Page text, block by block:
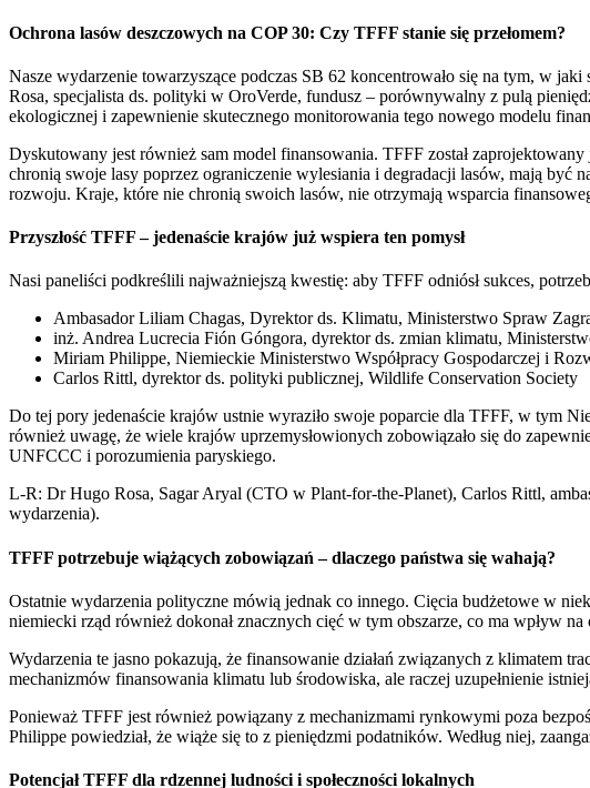
Ochrona lasów deszczowych na COP 30: Czy TFFF stanie się przełomem?
Nasze wydarzenie towarzyszące podczas SB 62 koncentrowało się na tym, w
Rosa, specjalista ds. polityki w OroVerde, fundusz – porównywalny z pulą
ekologicznej i zapewnienie skutecznego monitorowania tego nowego modelu
Dyskutowany jest również sam model finansowania. TFFF został
chronią swoje lasy poprzez ograniczenie wylesiania i degradacji lasów, mają być
rozwoju. Kraje, które nie chronią swoich lasów, nie otrzymają wsparcia
Przyszłość TFFF – jedenaście krajów już wspiera ten pomysł
Nasi paneliści podkreślili najważniejszą kwestię: aby TFFF odniósł sukces,
Ambasador Liliam Chagas, Dyrektor ds. Klimatu, Ministerstwo Spraw
inż. Andrea Lucrecia Fión Góngora, dyrektor ds. zmian klimatu,
Miriam Philippe, Niemieckie Ministerstwo Współpracy Gospodarczej i
Carlos Rittl, dyrektor ds. polityki publicznej, Wildlife Conservation Society
Do tej pory jedenaście krajów ustnie wyraziło swoje poparcie dla TFFF, w tym
również uwagę, że wiele krajów uprzemysłowionych zobowiązało się do
UNFCCC i porozumienia paryskiego.
L-R: Dr Hugo Rosa, Sagar Aryal (CTO w Plant-for-the-Planet), Carlos Rittl,
wydarzenia).
TFFF potrzebuje wiążących zobowiązań – dlaczego państwa się wahają?
Ostatnie wydarzenia polityczne mówią jednak co innego. Cięcia budżetowe w
niemiecki rząd również dokonał znacznych cięć w tym obszarze, co ma wpływ
Wydarzenia te jasno pokazują, że finansowanie działań związanych z klimatem
mechanizmów finansowania klimatu lub środowiska, ale raczej uzupełnienie
Ponieważ TFFF jest również powiązany z mechanizmami rynkowymi poza
Philippe powiedział, że wiąże się to z pieniędzmi podatników. Według niej,
Potencjał TFFF dla rdzennej ludności i społeczności lokalnych